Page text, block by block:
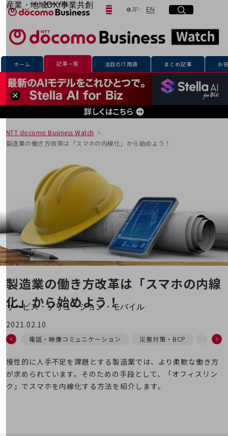
産業・地域DX/事業共創
OPEN HUB for Plural Futures
自律・分散・協調型社会の実現を目指し、
「社会可能性」を探究・実装する事業共創エコシステムです。
OPEN HUB for Plural Futuresとは
イベント/ウェビナー
記事コンテンツ
プレイヤー(カタリスト/パートナー企業)
事例
Smart World
産業・地域DXプラットフォーマーとして
企業と地域が持続成長する社会を目指します
Smart City
Smart Education
Smart Mobility
Smart Worksite
生成AI(Generative AI)
地域の取り組み
地域社会を支える皆さまと地域課題の解決や
地域経済のさらなる活性化に取り組みます
自治体・地域社会との共創
LGPF(Local Government Platform)
別ウィンドウで開きます
サービス・ソリューション・モバイル
DXに関する課題を解決する
サービス・ソリューションをご紹介
カテゴリーで探すTOP
ネットワーク・モバイル
JP日本語
ENEnglish
サイト内検索
開く
メニュー
開く
フリーワードを入力して探す
フリーワードでNTTドコモビジネスの
検索する
ホーム 記事一覧 注目のIT用語 まとめ記事 お
NTT docomo Business Watch
製造業の働き方改革は「スマホの内線化」から始めよう！
製造業の働き方改革は 「スマホの内線
化」から始めよう！
2021.02.10
電話・映像コミュニケーション 災害対策・BCP 働き方
慢性的に人手不足を課題とする製造業では、より柔軟な働き方
が求められています。そのための手段として、「オフィスリン
ク」でスマホを内線化する方法を紹介します。